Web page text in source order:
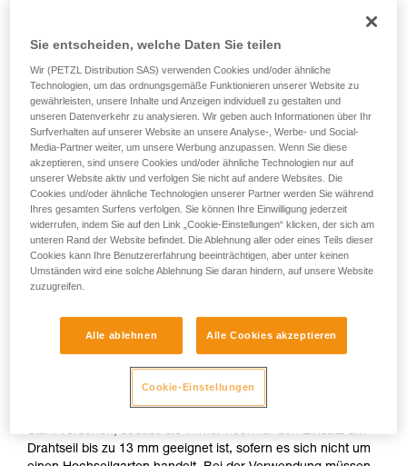
entsprechende Ausbildung und ein spezielles
Training voraus. Prüfen Sie zusammen mit
einem Profi, ob Sie in der Lage sind, den
Vorgang alleine sicher zu wiederholen, bevor
Sie ihn eigenständig durchführen.
Wir geben Beispiele für die mit Ihrer Aktivität
verbundenen Techniken. Möglicherweise gibt es
noch andere Techniken, die hier nicht
beschrieben werden.
Seilrollen am Drahtseil der Norm EN 17109. Diese Norm
betrifft ausschließlich die Verwendung in Hochseilgärten. Die
folgenden zwei Kriterien der Norm erfüllt die TANDEM
SPEED nicht: Wasserdichtigkeit und Fingerschutz. Es gibt
kein PSA-Regelwerk, das die Verwendung von Seilrollen am
Drahtseil umfasst.
Für den Einsatz am Drahtseil im Hochseilgarten sind nur
folgende Petzl-Seilrollen zertifiziert:
- Die Seilrollen TRAC CLUB (P023AB00/P023AB01)
und TRAC GUIDE (P024AB00/P024AB01).
- Die Seilrollen TRAC (P023AA00/P023BA00) und
TRAC PLUS (P024AA00/P024BA00).
nicht mehr die Kompatibilität am Drahtseil angegeben.
Stahl versehen, sodass sie immer noch für den Einsatz am
Drahtseil bis zu 13 mm geeignet ist, sofern es sich nicht um
Sie entscheiden, welche Daten Sie teilen
Wir (PETZL Distribution SAS) verwenden Cookies und/oder ähnliche
Technologien, um das ordnungsgemäße Funktionieren unserer Website zu
gewährleisten, unsere Inhalte und Anzeigen individuell zu gestalten und
unseren Datenverkehr zu analysieren. Wir geben auch Informationen über Ihr
Surfverhalten auf unserer Website an unsere Analyse-, Werbe- und Social-
Media-Partner weiter, um unsere Werbung anzupassen. Wenn Sie diese
akzeptieren, sind unsere Cookies und/oder ähnliche Technologien nur auf
unserer Website aktiv und verfolgen Sie nicht auf andere Websites. Die
Cookies und/oder ähnliche Technologien unserer Partner werden Sie während
Ihres gesamten Surfens verfolgen. Sie können Ihre Einwilligung jederzeit
widerrufen, indem Sie auf den Link „Cookie-Einstellungen“ klicken, der sich am
unteren Rand der Website befindet. Die Ablehnung aller oder eines Teils dieser
Cookies kann Ihre Benutzererfahrung beeinträchtigen, aber unter keinen
Umständen wird eine solche Ablehnung Sie daran hindern, auf unsere Website
zuzugreifen.
Alle ablehnen Alle Cookies akzeptieren
Cookie-Einstellungen